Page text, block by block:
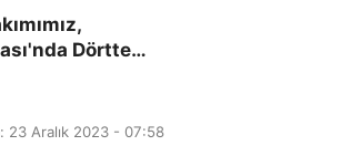
Dörtte
23 Aralık 2023 - 07:58